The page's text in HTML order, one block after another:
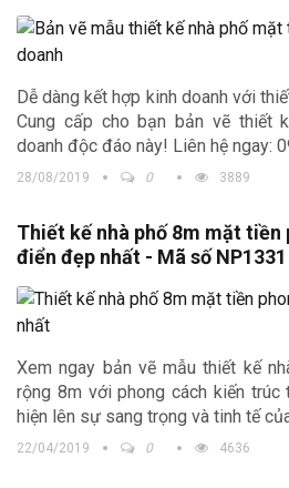
Dễ dàng kết hợp kinh doanh với
Cung cấp cho bạn bản vẽ thiết
doanh độc đáo này! Liên hệ ngay:
28/08/2019 0 3889
Thiết kế nhà phố 8m mặt tiền
điển đẹp nhất - Mã số NP1331
Xem ngay bản vẽ mẫu thiết kế
rộng 8m với phong cách kiến
hiện lên sự sang trọng và tinh tế
22/04/2019 0 4636